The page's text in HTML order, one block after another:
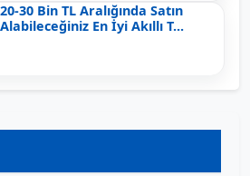
20-30 Bin TL Aralığında Satın
Alabileceğiniz En İyi Akıllı T...